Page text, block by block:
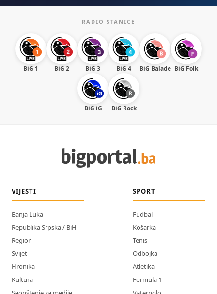
RADIO STANICE
BiG 1 BiG 2 BiG 3 BiG 4 BiG Balade BiG Folk
BiG iG BiG Rock
VIJESTI
Banja Luka
Republika Srpska / BiH
Region
Svijet
Hronika
Kultura
SPORT
Fudbal
Košarka
Tenis
Odbojka
Atletika
Formula 1